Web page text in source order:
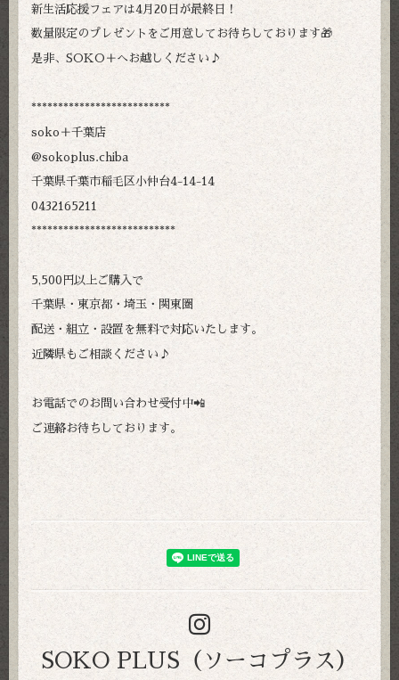
新生活応援フェアは4月20日が最終日！
数量限定のプレゼントをご用意してお待ちしております🎁
是非、SOKO＋へお越しください♪
**************************
soko＋千葉店
@sokoplus.chiba
千葉県千葉市稲毛区小仲台4-14-14
0432165211
***************************
5,500円以上ご購入で
千葉県・東京都・埼玉・関東圏
配送・組立・設置を無料で対応いたします。
近隣県もご相談ください♪
お電話でのお問い合わせ受付中📲
ご連絡お待ちしております。
SOKO PLUS（ソーコプラス）